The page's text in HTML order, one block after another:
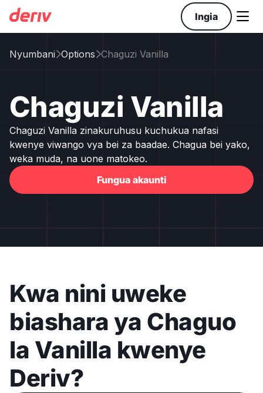
Ingia 
NyumbaniOptionsChaguzi Vanilla
Chaguzi Vanilla
Chaguzi Vanilla zinakuruhusu kuchukua nafasi
kwenye viwango vya bei za baadae. Chagua bei yako,
weka muda, na uone matokeo.
Fungua akaunti
Kwa nini uweke
biashara ya Chaguo
la Vanilla kwenye
Deriv?